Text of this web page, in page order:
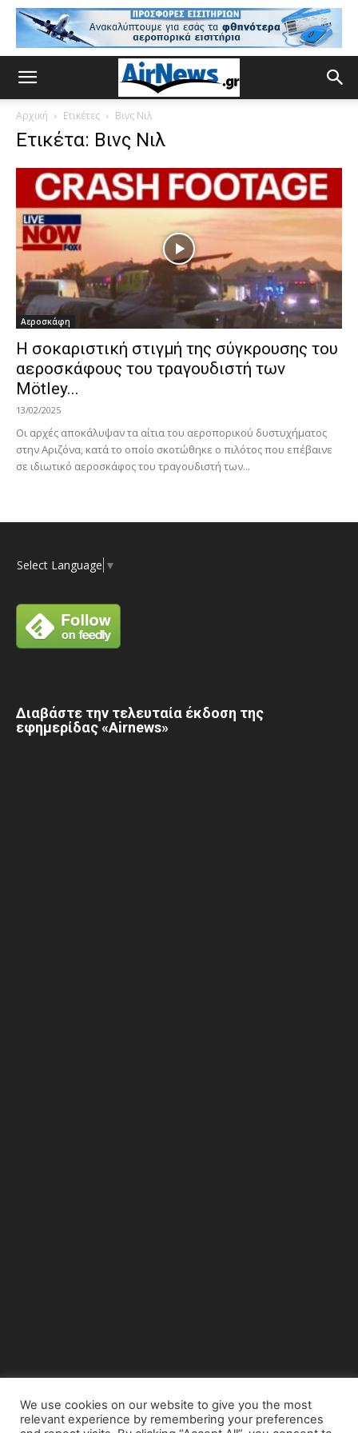
Αρχική Ετικέτες Βινς Νιλ
Ετικέτα: Βινς Νιλ
Αεροσκάφη
Η σοκαριστική στιγμή της σύγκρουσης του
αεροσκάφους του τραγουδιστή των
Mötley...
13/02/2025
Οι αρχές αποκάλυψαν τα αίτια του αεροπορικού δυστυχήματος
στην Αριζόνα, κατά το οποίο σκοτώθηκε o πιλότος που επέβαινε
σε ιδιωτικό αεροσκάφος του τραγουδιστή των...
Select Language ▼
Διαβάστε την τελευταία έκδοση της
εφημερίδας «Airnews»
We use cookies on our website to give you the most
relevant experience by remembering your preferences